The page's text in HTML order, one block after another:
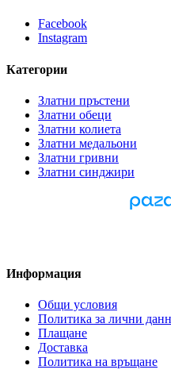
Facebook
Instagram
Категории
Златни пръстени
Златни обеци
Златни колиета
Златни медальони
Златни гривни
Златни синджири
Информация
Общи условия
Политика за лични
Плащане
Доставка
Политика на връщане